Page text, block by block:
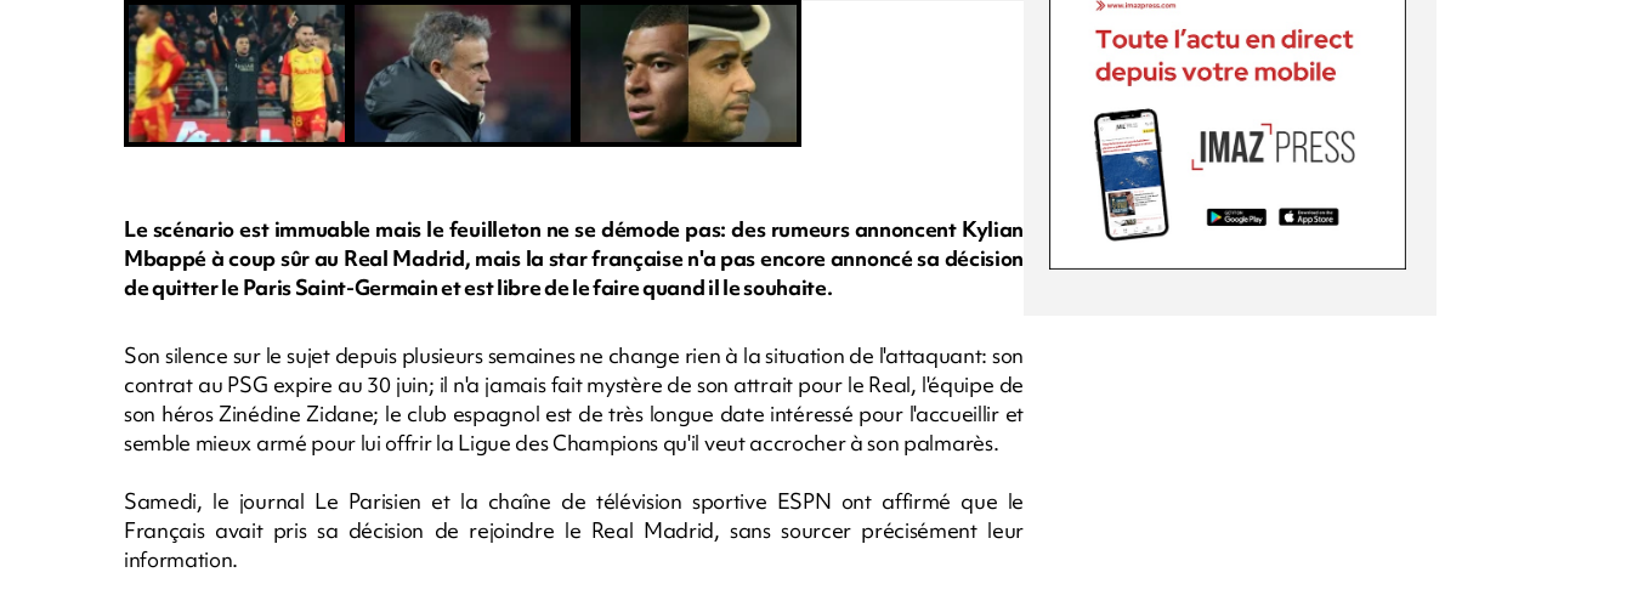
Le scénario est immuable mais le feuilleton ne se démode pas: des rumeurs annoncent Kylian
Mbappé à coup sûr au Real Madrid, mais la star française n'a pas encore annoncé sa décision
de quitter le Paris Saint-Germain et est libre de le faire quand il le souhaite.
Son silence sur le sujet depuis plusieurs semaines ne change rien à la situation de l'attaquant: son
contrat au PSG expire au 30 juin; il n'a jamais fait mystère de son attrait pour le Real, l'équipe de
son héros Zinédine Zidane; le club espagnol est de très longue date intéressé pour l'accueillir et
semble mieux armé pour lui offrir la Ligue des Champions qu'il veut accrocher à son palmarès.
Samedi, le journal Le Parisien et la chaîne de télévision sportive ESPN ont affirmé que le
Français avait pris sa décision de rejoindre le Real Madrid, sans sourcer précisément leur
information.